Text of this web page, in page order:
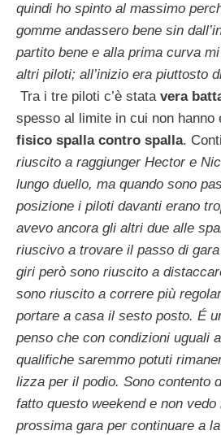
quindi ho spinto al massimo
gomme andassero bene sin
partito bene e alla prima curva
altri piloti; all’inizio era piuttosto
Tra i tre piloti c’è stata vera
spesso al limite in cui non hanno
fisico spalla contro spalla.
riuscito a raggiunger Hector e
lungo duello, ma quando sono
posizione i piloti davanti erano
avevo ancora gli altri due alle
riuscivo a trovare il passo di
giri però sono riuscito a
sono riuscito a correre più
portare a casa il sesto posto. É
penso che con condizioni uguali
qualifiche saremmo potuti
lizza per il podio. Sono contento
fatto questo weekend e non vedo
prossima gara per continuare a